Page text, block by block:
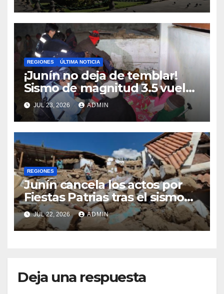
REGIONES ÚLTIMA NOTICIA
¡Junín no deja de temblar!
Sismo de magnitud 3.5 vuelve
a sacudir Chupaca
JUL 23, 2026 ADMIN
REGIONES
Junín cancela los actos por
Fiestas Patrias tras el sismo
que dejó cinco fallecidos en
Chupaca
JUL 22, 2026 ADMIN
Deja una respuesta